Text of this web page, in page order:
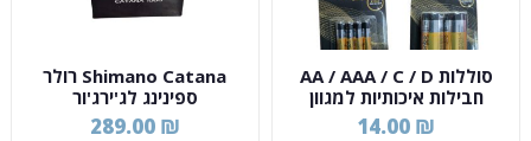
סוללות AA / AAA / C / D
חבילות איכותיות למגוון
שימושים
14.00 ₪
Shimano Catana רולר
ספינינג לג'ירג'ור
289.00 ₪